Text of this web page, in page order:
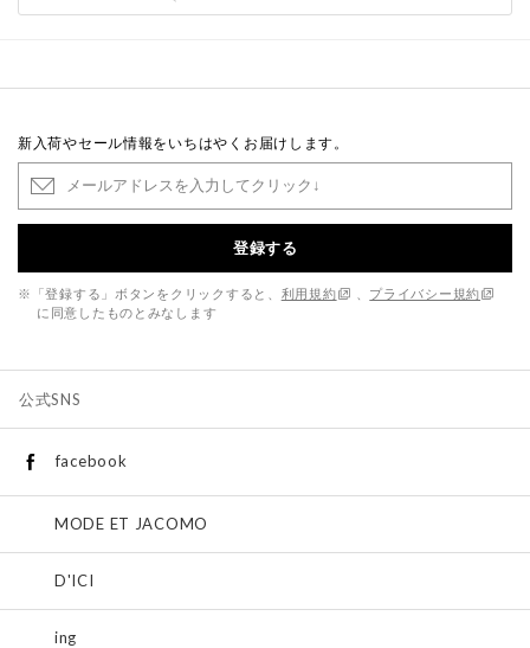
新入荷やセール情報をいちはやくお届けします。
登録する
※「登録する」ボタンをクリックすると、 利用規約
プライバシー規約
に同意したものとみなします
公式SNS
facebook
MODE ET JACOMO
D'ICI
ing